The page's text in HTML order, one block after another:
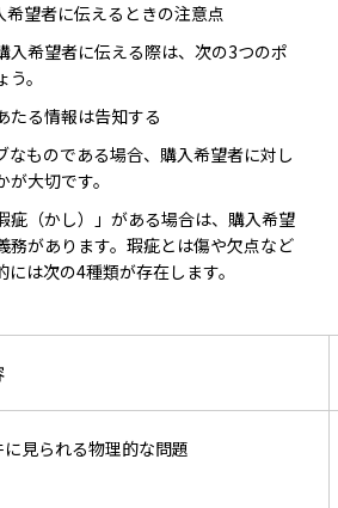
望者に伝えるときの注意点
入希望者に伝える際は、次の3つのポ
。
る情報は告知する
なものである場合、購入希望者に対し
大切です。
疵（かし）」がある場合は、購入希望
務があります。瑕疵とは傷や欠点など
は次の4種類が存在します。
に見られる物理的な問題